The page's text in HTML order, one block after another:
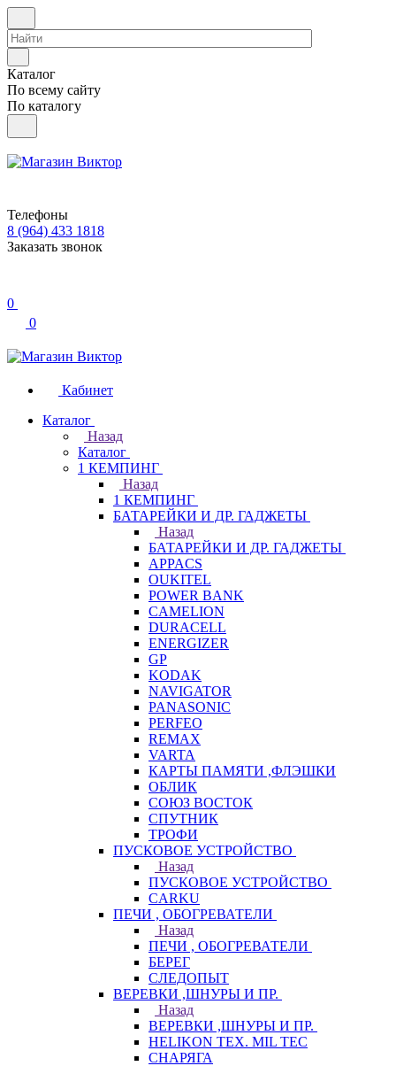
Каталог
По всему сайту
По каталогу
Телефоны
8 (964) 433 1818
Заказать звонок
0
0
Кабинет
Каталог
Назад
Каталог
1 КЕМПИНГ
Назад
1 КЕМПИНГ
БАТАРЕЙКИ И ДР. ГАДЖЕТЫ
Назад
БАТАРЕЙКИ И ДР. ГАДЖЕТЫ
APPACS
OUKITEL
POWER BANK
CAMELION
DURACELL
ENERGIZER
GP
KODAK
NAVIGATOR
PANASONIC
PERFEO
REMAX
VARTA
КАРТЫ ПАМЯТИ ,ФЛЭШКИ
ОБЛИК
СОЮЗ ВОСТОК
СПУТНИК
ТРОФИ
ПУСКОВОЕ УСТРОЙСТВО
Назад
ПУСКОВОЕ УСТРОЙСТВО
CARKU
ПЕЧИ , ОБОГРЕВАТЕЛИ
Назад
ПЕЧИ , ОБОГРЕВАТЕЛИ
БЕРЕГ
СЛЕДОПЫТ
ВЕРЕВКИ ,ШНУРЫ И ПР.
Назад
ВЕРЕВКИ ,ШНУРЫ И ПР.
HELIKON TEX. MIL TEC
СНАРЯГА